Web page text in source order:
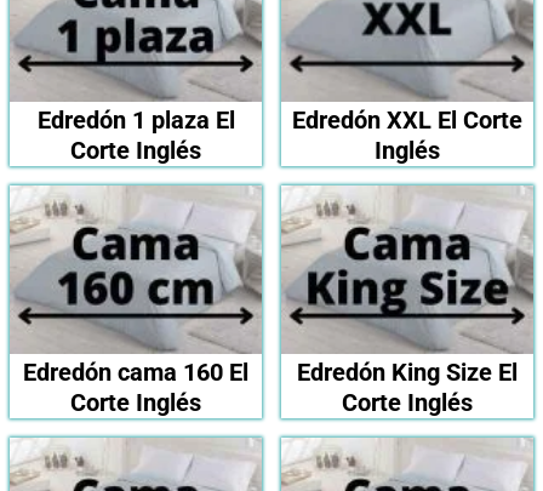
Edredón 1 plaza El
Corte Inglés
Edredón XXL El Corte
Inglés
Edredón cama 160 El
Corte Inglés
Edredón King Size El
Corte Inglés